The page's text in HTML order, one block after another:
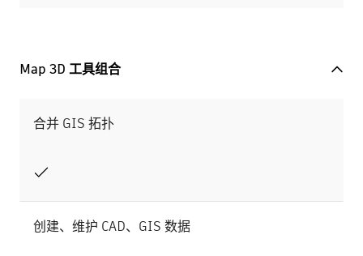
Map 3D 工具组合
合并 GIS 拓扑
创建、维护 CAD、GIS 数据